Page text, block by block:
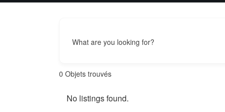
What are you looking for?
0 Objets trouvés
No listings found.